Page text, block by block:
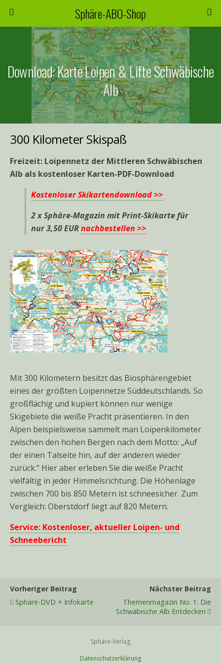
Sphäre-ABO-Shop
Download: Karte Loipen & Lifte Schwäbische
Alb
300 Kilometer Skispaß
Freizeit: Loipennetz der Mittleren Schwäbischen
Alb als kostenloser Karten-PDF-Download
Kostenloser Skikartendownload >>
2 x Sphäre-Magazin mit Print-Skikarte für
nur 3,50 EURnachbestellen >>
Mit 300 Kilometern besitzt das Biosphärengebiet
eines der größten Loipennetze Süddeutschlands. So
großflächig und kupiert können nur wenige
Skigebiete die weiße Pracht präsentieren. In den
Alpen beispielsweise sammelt man Loipenkilometer
zwischen den hohen Bergen nach dem Motto: „Auf
der einen Talseite hin, auf der anderen wieder
zurück.“ Hier aber erleben Sie die weiße Pracht
vielfältig in jeder Himmelsrichtung. Die Höhenlage
zwischen 700 bis 850 Metern ist schneesicher. Zum
Vergleich: Oberstdorf liegt auf 820 Metern.
Service: Kostenloser, aktueller Loipen- und
Schneebericht
Vorheriger Beitrag
Sphäre-DVD + Infokarte
Nächster Beitrag
Themenmagazin No. 1: Die
Schwäbische Alb Entdecken
Sphäre-Verlag
Datenschutzerklärung